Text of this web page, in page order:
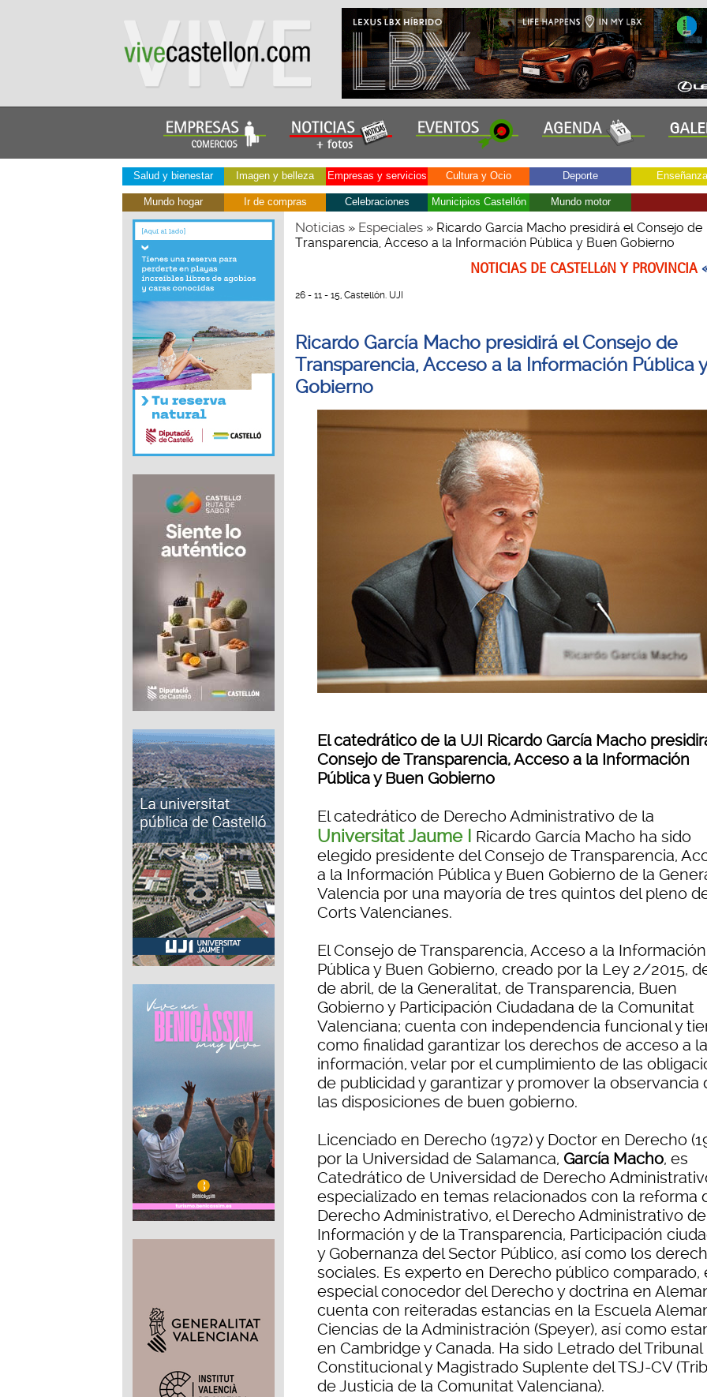
Salud y bienestar Imagen y belleza Empresas y servicios Cultura y Ocio Deporte Enseñanza
Mundo hogar Ir de compras Celebraciones Municipios Castellón Mundo motor
Noticias» Especiales» Ricardo García Macho presidirá el Consejo de
Transparencia, Acceso a la Información Pública y Buen Gobierno
NOTICIAS DE CASTELLóN Y PROVINCIA
26 - 11 - 15, Castellón. UJI
Ricardo García Macho presidirá el Consejo de
Transparencia, Acceso a la Información Pública
Gobierno
El catedrático de la UJI Ricardo García Macho
Consejo de Transparencia, Acceso a la Información
Pública y Buen Gobierno
El catedrático de Derecho Administrativo de la
Universitat Jaume I Ricardo García Macho ha sido
elegido presidente del Consejo de Transparencia,
a la Información Pública y Buen Gobierno de la
Valencia por una mayoría de tres quintos del pleno
Corts Valencianes.
El Consejo de Transparencia, Acceso a la Información
Pública y Buen Gobierno, creado por la Ley 2/2015,
de abril, de la Generalitat, de Transparencia, Buen
Gobierno y Participación Ciudadana de la Comunitat
Valenciana; cuenta con independencia funcional y
como finalidad garantizar los derechos de acceso a la
información, velar por el cumplimiento de las
de publicidad y garantizar y promover la observancia
las disposiciones de buen gobierno.
Licenciado en Derecho (1972) y Doctor en Derecho
por la Universidad de Salamanca, García Macho, es
Catedrático de Universidad de Derecho
especializado en temas relacionados con la reforma
Derecho Administrativo, el Derecho Administrativo
Información y de la Transparencia, Participación
y Gobernanza del Sector Público, así como los
sociales. Es experto en Derecho público comparado,
especial conocedor del Derecho y doctrina en
cuenta con reiteradas estancias en la Escuela
Ciencias de la Administración (Speyer), así como
en Cambridge y Canada. Ha sido Letrado del Tribunal
Constitucional y Magistrado Suplente del TSJ-CV
de Justicia de la Comunitat Valenciana).